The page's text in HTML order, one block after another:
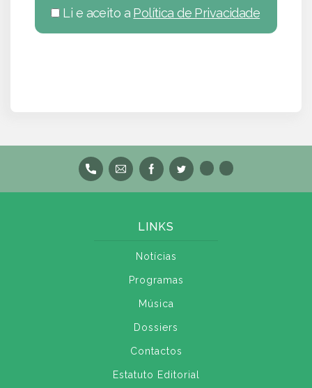
Li e aceito a Política de Privacidade
LINKS
Notícias
Programas
Música
Dossiers
Contactos
Estatuto Editorial